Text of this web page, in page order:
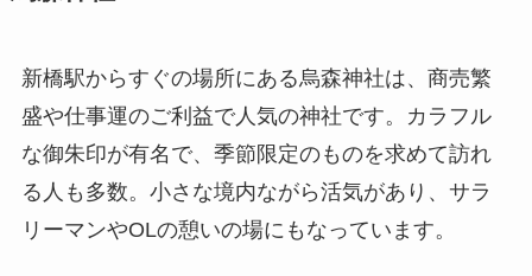
新橋駅からすぐの場所にある烏森神社は、商売繁
盛や仕事運のご利益で人気の神社です。カラフル
な御朱印が有名で、季節限定のものを求めて訪れ
る人も多数。小さな境内ながら活気があり、サラ
リーマンやOLの憩いの場にもなっています。